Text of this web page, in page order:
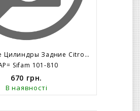
Тормозные Цилиндры Задние Citroen C-2 C-3 (правый)
Sifam 101-810
670 грн.
В наявності